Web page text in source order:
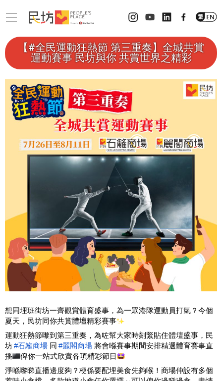
【#全民運動狂熱節 第三重奏】全城共賞
運動賽事 民坊與你 共賞世界之精彩
想同埋班街坊一齊觀賞體育盛事，為一眾港隊運動員打氣？今個
夏天，民坊同你共賞體壇精彩賽事
運動狂熱節嚟到第三重奏，為咗幫大家時刻緊貼住體壇盛事，民
坊#石籬商場 同 #麗閣商場 將會喺賽事期間安排精選體育賽事直
播
俾你一站式欣賞各項精彩節目
淨喺嚟睇直播邊度夠？梗係要配埋美食先夠喉！商場仲設有多個